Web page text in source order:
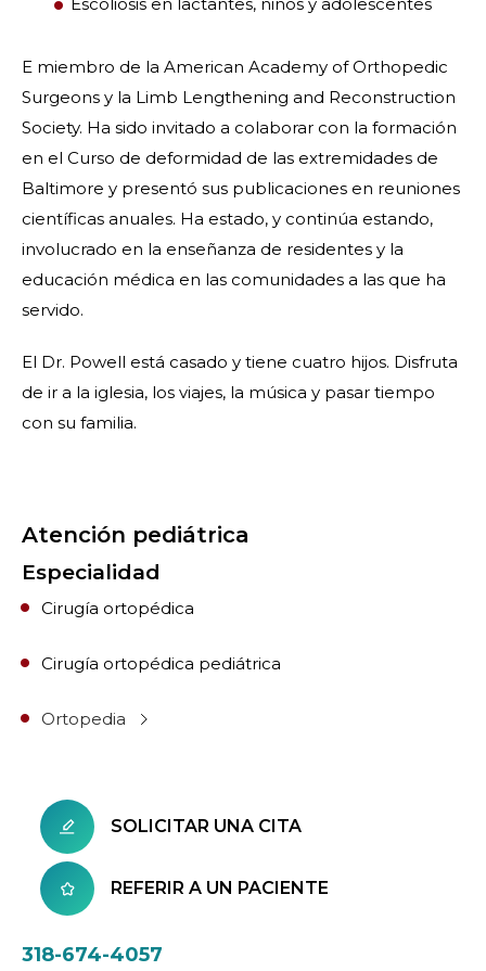
E miembro de la American Academy of Orthopedic
Surgeons y la Limb Lengthening and Reconstruction
Society. Ha sido invitado a colaborar con la formación
en el Curso de deformidad de las extremidades de
Baltimore y presentó sus publicaciones en reuniones
científicas anuales. Ha estado, y continúa estando,
involucrado en la enseñanza de residentes y la
educación médica en las comunidades a las que ha
servido.
El Dr. Powell está casado y tiene cuatro hijos. Disfruta
de ir a la iglesia, los viajes, la música y pasar tiempo
con su familia.
Atención pediátrica
Especialidad
Cirugía ortopédica
Cirugía ortopédica pediátrica
Ortopedia
SOLICITAR UNA CITA
REFERIR A UN PACIENTE
318-674-4057